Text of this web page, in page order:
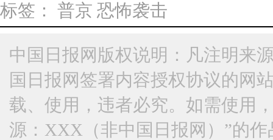
标签： 普京 恐怖袭击
中国日报网版权说明：凡注明来
国日报网签署内容授权协议的网
载、使用，违者必究。如需使用
源：XXX（非中国日报网）”的